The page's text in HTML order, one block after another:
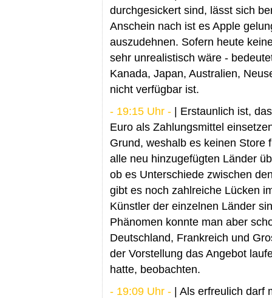
durchgesickert sind, lässt sich
Anschein nach ist es Apple
auszudehnen. Sofern heute
sehr unrealistisch wäre -
Kanada, Japan, Australien,
nicht verfügbar ist.
- 19:15 Uhr - | Erstaunlich ist,
Euro als Zahlungsmittel
Grund, weshalb es keinen Store
alle neu hinzugefügten Länder
ob es Unterschiede zwischen
gibt es noch zahlreiche Lücken
Künstler der einzelnen Länder
Phänomen konnte man aber
Deutschland, Frankreich und
der Vorstellung das Angebot
hatte, beobachten.
- 19:09 Uhr - | Als erfreulich darf